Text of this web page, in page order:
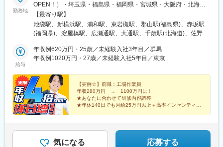
勤務地
OPEN！）・埼玉県・福島県・福岡県・宮城県・大阪府・北海道
（★千歳NEW OPEN！）・群馬県・広島県・千葉県・茨城県の自
社拠点・プロジェクト先※希望があれば転勤可※U・Iターン支援有
（引越し支援制度）※車通勤OKの場合は無料駐車場完備■東京本
駅」■浦和支社「浦和駅」徒歩3分■岩槻支社「東岩槻駅」徒歩4分
■福島支店「郡山駅」徒歩1分※車通勤OK■福岡支店 「赤坂駅」
「仙台駅」徒歩7分■大阪支店 「本町駅 」徒歩2分■北海道札幌支
店「さっぽろ駅」徒歩5分・「大通駅」徒歩3分・「札幌駅」徒歩
5分※車通勤OK■北海道千歳支店 ★3月NEW OPEN！「千歳駅」
徒歩5分※車通勤OK■群馬支店「高崎駅」より車で10分※車通勤
OK■広島支店「縮景園前駅」徒歩1分・「広島駅」徒歩10分※受動
【最寄り駅】
池袋駅、新横浜駅、浦和駅、東岩槻駅、郡山駅(福島県)、赤坂駅
(福岡県)、淀屋橋駅、広瀬通駅、大通駅、千歳駅(北海道)、佐野の
勾当台公園駅、西４丁目駅、女学院前駅、なにわ橋駅、あおば通
駅、家庭裁判所前駅
給与
年収例620万円・25歳／未経験入社3年目／群馬
年収例1020万円・27歳／未経験入社5年目／東京
【実例☆】前職：工場作業員
年収280万円 → 1100万円に！
★あなたに合わせて研修内容調整
★年休140日でも月給25万円以上＋高率インセンティブ
★最大100万円！自動車購入補助
★社員転職応援制度も！
気になる 応募する